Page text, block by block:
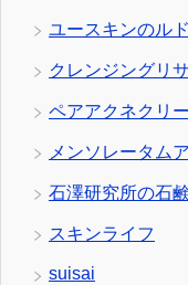
ユースキンのル
クレンジングリ
ペアアクネクリ
メンソレータム
石澤研究所の石鹸
スキンライフ
suisai